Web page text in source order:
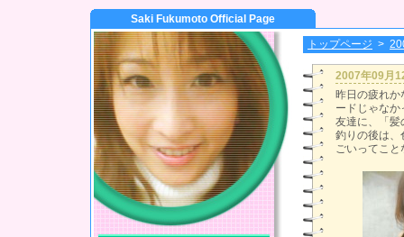
Saki Fukumoto Official Page
トップページ >
2007年09月
昨日の疲れ
ードじゃな
友達に、「髪
釣りの後は
ごいってこ